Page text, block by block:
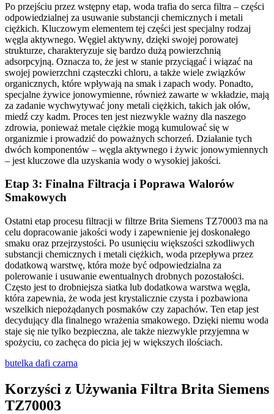
Po przejściu przez wstępny etap, woda trafia do serca filtra – części
odpowiedzialnej za usuwanie substancji chemicznych i metali
ciężkich. Kluczowym elementem tej części jest specjalny rodzaj
węgla aktywnego. Węgiel aktywny, dzięki swojej porowatej
strukturze, charakteryzuje się bardzo dużą powierzchnią
adsorpcyjną. Oznacza to, że jest w stanie przyciągać i wiązać na
swojej powierzchni cząsteczki chloru, a także wiele związków
organicznych, które wpływają na smak i zapach wody. Ponadto,
specjalne żywice jonowymienne, również zawarte w wkładzie, mają
za zadanie wychwytywać jony metali ciężkich, takich jak ołów,
miedź czy kadm. Proces ten jest niezwykle ważny dla naszego
zdrowia, ponieważ metale ciężkie mogą kumulować się w
organizmie i prowadzić do poważnych schorzeń. Działanie tych
dwóch komponentów – węgla aktywnego i żywic jonowymiennych
– jest kluczowe dla uzyskania wody o wysokiej jakości.
Etap 3: Finalna Filtracja i Poprawa Walorów
Smakowych
Ostatni etap procesu filtracji w filtrze Brita Siemens TZ70003 ma na
celu dopracowanie jakości wody i zapewnienie jej doskonałego
smaku oraz przejrzystości. Po usunięciu większości szkodliwych
substancji chemicznych i metali ciężkich, woda przepływa przez
dodatkową warstwę, która może być odpowiedzialna za
polerowanie i usuwanie ewentualnych drobnych pozostałości.
Często jest to drobniejsza siatka lub dodatkowa warstwa węgla,
która zapewnia, że woda jest krystalicznie czysta i pozbawiona
wszelkich niepożądanych posmaków czy zapachów. Ten etap jest
decydujący dla finalnego wrażenia smakowego. Dzięki niemu woda
staje się nie tylko bezpieczna, ale także niezwykle przyjemna w
spożyciu, co zachęca do picia jej w większych ilościach.
butelka dafi czarna
Korzyści z Używania Filtra Brita Siemens
TZ70003